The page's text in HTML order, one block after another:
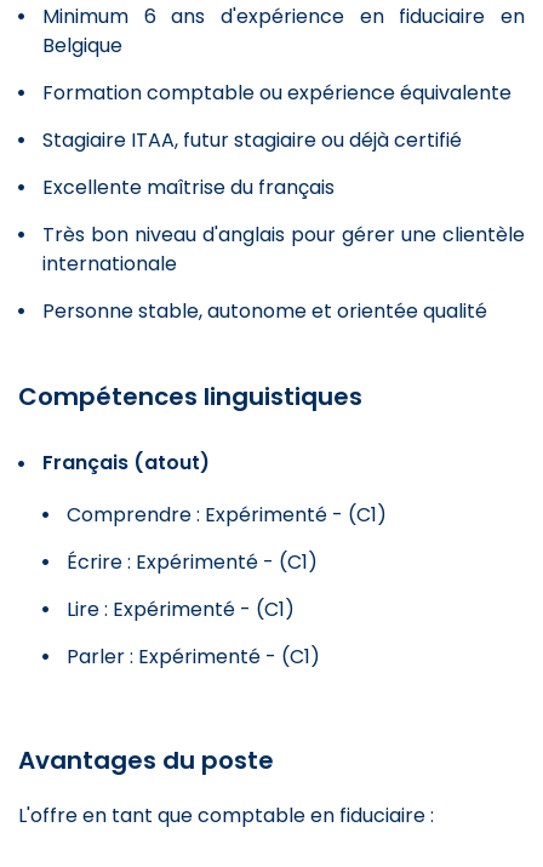
Minimum 6 ans d'expérience en fiduciaire en
Belgique
Formation comptable ou expérience équivalente
Stagiaire ITAA, futur stagiaire ou déjà certifié
Excellente maîtrise du français
Très bon niveau d'anglais pour gérer une clientèle
internationale
Personne stable, autonome et orientée qualité
Compétences linguistiques
Français (atout)
Comprendre : Expérimenté - (C1)
Écrire : Expérimenté - (C1)
Lire : Expérimenté - (C1)
Parler : Expérimenté - (C1)
Avantages du poste
L'offre en tant que comptable en fiduciaire :